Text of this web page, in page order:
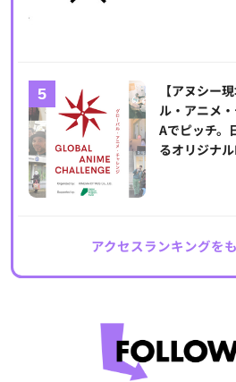
【アヌシー
ル・アニメ
Aでピッチ。
るオリジナ
アクセスランキングを